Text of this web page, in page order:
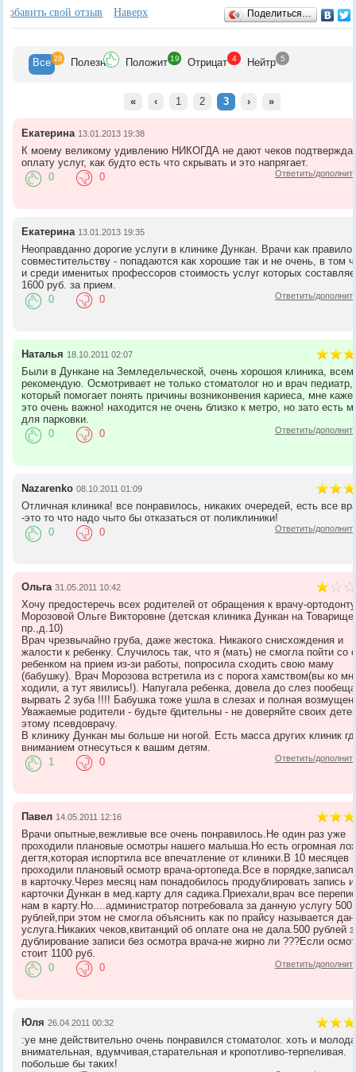
Отзывы
Добавить свой отзыв Наверх Поделиться…
Все 28 Полезн Положит 19 Отрицат 4 Нейтр 5
« ‹ 1 2 3 › »
Екатерина 13.01.2013 19:38
К моему великому удивлению НИКОГДА не дают чеков
оплату услуг, как будто есть что скрывать и это напрягает.
Ответить/
0 0
Екатерина 13.01.2013 19:35
Неоправданно дорогие услуги в клинике Дункан. Врачи как правило
совместительству - попадаются как хорошие так и не очень, в том
и среди именитых профессоров стоимость услуг которых
1600 руб. за прием.
Ответить/
0 0
Наталья 18.10.2011 02:07
Были в Дункане на Земледельческой, очень хорошоя клиника, всем
рекомендую. Осмотривает не только стоматолог но и врач педиатр,
который помогает понять причины возниконвения кариеса, мне
это очень важно! находится не очень близко к метро, но зато есть
для парковки.
Ответить/
0 0
Nazarenko 08.10.2011 01:09
Отличная клиника! все понравилось, никаких очередей, есть все
-это то что надо чыто бы отказаться от поликлиники!
Ответить/
0 0
Ольга 31.05.2011 10:42
Хочу предостеречь всех родителей от обращения к врачу-ортодонту
Морозовой Ольге Викторовне (детская клиника Дункан на
пр.,д.10)
Врач чрезвычайно груба, даже жестока. Никакого снисхождения и
жалости к ребенку. Случилось так, что я (мать) не смогла пойти со
ребенком на прием из-зи работы, попросила сходить свою маму
(бабушку). Врач Морозова встретила из с порога хамством(вы ко
ходили, а тут явились!). Напугала ребенка, довела до слез
вырвать 2 зуба !!!! Бабушка тоже ушла в слезах и полная
Уважаемые родители - будьте бдительны - не доверяйте своих
этому псевдоврачу.
В клинику Дункан мы больше ни ногой. Есть масса других клиник
вниманием отнесуться к вашим детям.
Ответить/
1 0
Павел 14.05.2011 12:16
Врачи опытные,вежливые все очень понравилось.Не один раз уже
проходили плановые осмотры нашего малыша.Но есть огромная
дегтя,которая испортила все впечатление от клиники.В 10 месяцев
проходили плановый осмотр врача-ортопеда.Все в
в карточку.Через месяц нам понадобилось продублировать запись
карточки Дункан в мед.карту для садика.Приехали,врач все
нам в карту.Но....администратор потребовала за данную услугу 500
рублей,при этом не смогла объяснить как по прайсу называется
услуга.Никаких чеков,квитанций об оплате она не дала.500 рублей
дублирование записи без осмотра врача-не жирно ли ???Если
стоит 1100 руб.
Ответить/
0 0
Юля 26.04.2011 00:32
:ye мне действительно очень понравился стоматолог. хоть и
внимательная, вдумчивая,старательная и кропотливо-терпеливая.
побольше бы таких!